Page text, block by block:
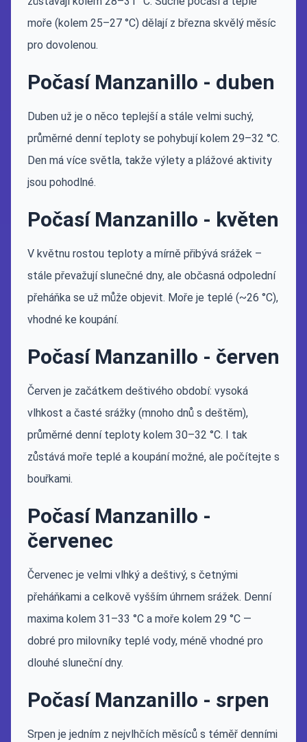
moře (kolem 25–27 °C) dělají z března skvělý měsíc
pro dovolenou.
Počasí Manzanillo - duben
Duben už je o něco teplejší a stále velmi suchý,
průměrné denní teploty se pohybují kolem 29–32 °C.
Den má více světla, takže výlety a plážové aktivity
jsou pohodlné.
Počasí Manzanillo - květen
V květnu rostou teploty a mírně přibývá srážek –
stále převažují slunečné dny, ale občasná odpolední
přeháňka se už může objevit. Moře je teplé (~26 °C),
vhodné ke koupání.
Počasí Manzanillo - červen
Červen je začátkem deštivého období: vysoká
vlhkost a časté srážky (mnoho dnů s deštěm),
průměrné denní teploty kolem 30–32 °C. I tak
zůstává moře teplé a koupání možné, ale počítejte s
bouřkami.
Počasí Manzanillo -
červenec
Červenec je velmi vlhký a deštivý, s četnými
přeháňkami a celkově vyšším úhrnem srážek. Denní
maxima kolem 31–33 °C a moře kolem 29 °C —
dobré pro milovníky teplé vody, méně vhodné pro
dlouhé sluneční dny.
Počasí Manzanillo - srpen
Srpen je jedním z nejvlhčích měsíců s téměř denními